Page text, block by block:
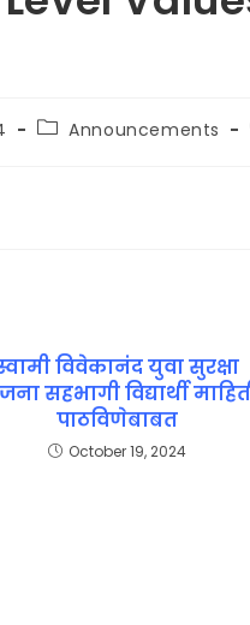
Announcements
विवेकानंद युवा सुरक्षा
सहभागी विद्यार्थी
पाठविणेबाबत
October 19, 2024